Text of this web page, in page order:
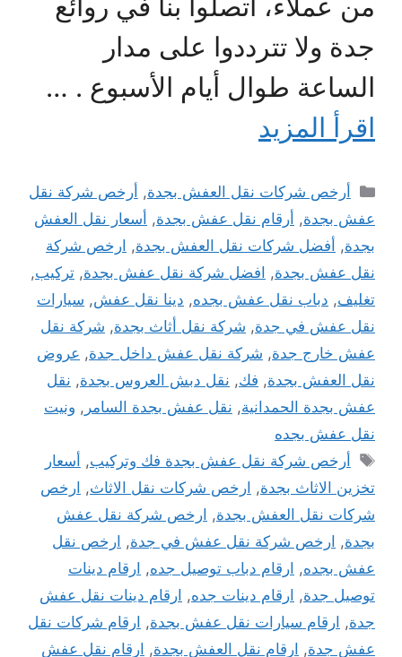
جدة ولا تترددوا على مدار
الساعة طوال أيام الأسبوع . …
اقرأ المزيد
التصنيفات
أرخص شركات نقل العفش بجدة, أرخص شركة نقل
عفش بجدة, أرقام نقل عفش بجدة, أسعار نقل العفش
بجدة, أفضل شركات نقل العفش بجدة, ارخص شركة
نقل عفش بجدة, افضل شركة نقل عفش بجدة, تركيب,
تغليف, دباب نقل عفش بجده, دينا نقل عفش, سيارات
نقل عفش في جدة, شركة نقل أثاث بجدة, شركة نقل
عفش خارج جدة, شركة نقل عفش داخل جدة, عروض
نقل العفش بجدة, فك, نقل دبش العروس بجدة, نقل
عفش بجدة الحمدانية, نقل عفش بجدة السامر , ونيت
نقل عفش بجده
الوسوم
أرخص شركة نقل عفش بجدة فك وتركيب, أسعار
تخزين الاثاث بجدة, ارخص شركات نقل الاثاث, ارخص
شركات نقل العفش بجدة, ارخص شركة نقل عفش
بجدة, ارخص شركة نقل عفش في جدة, ارخص نقل
عفش بجده, ارقام دباب توصيل جده, ارقام دينات
توصيل جدة, ارقام دينات جده, ارقام دينات نقل عفش
جدة, ارقام سيارات نقل عفش بجدة, ارقام شركات نقل
عفش جدة, ارقام نقل العفش بجدة, ارقام نقل عفش